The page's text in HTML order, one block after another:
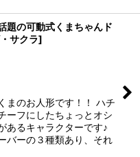
題の可動式くまちゃんド
サクラ]
まのお人形です！！ ハチ
ーフにしたちょっとオシ
あるキャラクターです♪
バーの３種類あり、それ